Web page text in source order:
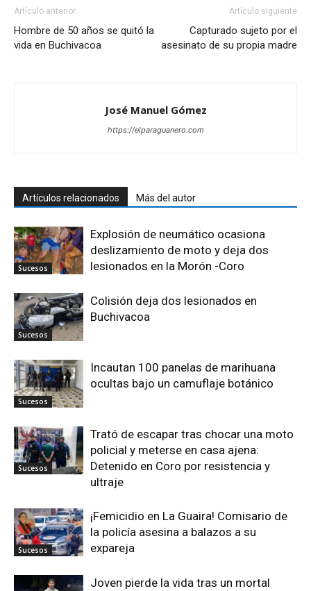
Artículo anterior
Hombre de 50 años se quitó la
vida en Buchivacoa
Artículo siguiente
Capturado sujeto por el
asesinato de su propia madre
José Manuel Gómez
https://elparaguanero.com
Artículos relacionados Más del autor
Sucesos
Explosión de neumático ocasiona
deslizamiento de moto y deja dos
lesionados en la Morón -Coro
Sucesos
Colisión deja dos lesionados en
Buchivacoa
Sucesos
Incautan 100 panelas de marihuana
ocultas bajo un camuflaje botánico
Sucesos
Trató de escapar tras chocar una moto
policial y meterse en casa ajena:
Detenido en Coro por resistencia y
ultraje
Sucesos
¡Femicidio en La Guaira! Comisario de
la policía asesina a balazos a su
expareja
Joven pierde la vida tras un mortal